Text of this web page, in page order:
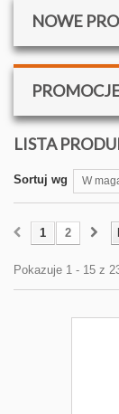
NOWE
LISTA
Sortuj wg W
1 2
Pokazuje 1 - 15 z